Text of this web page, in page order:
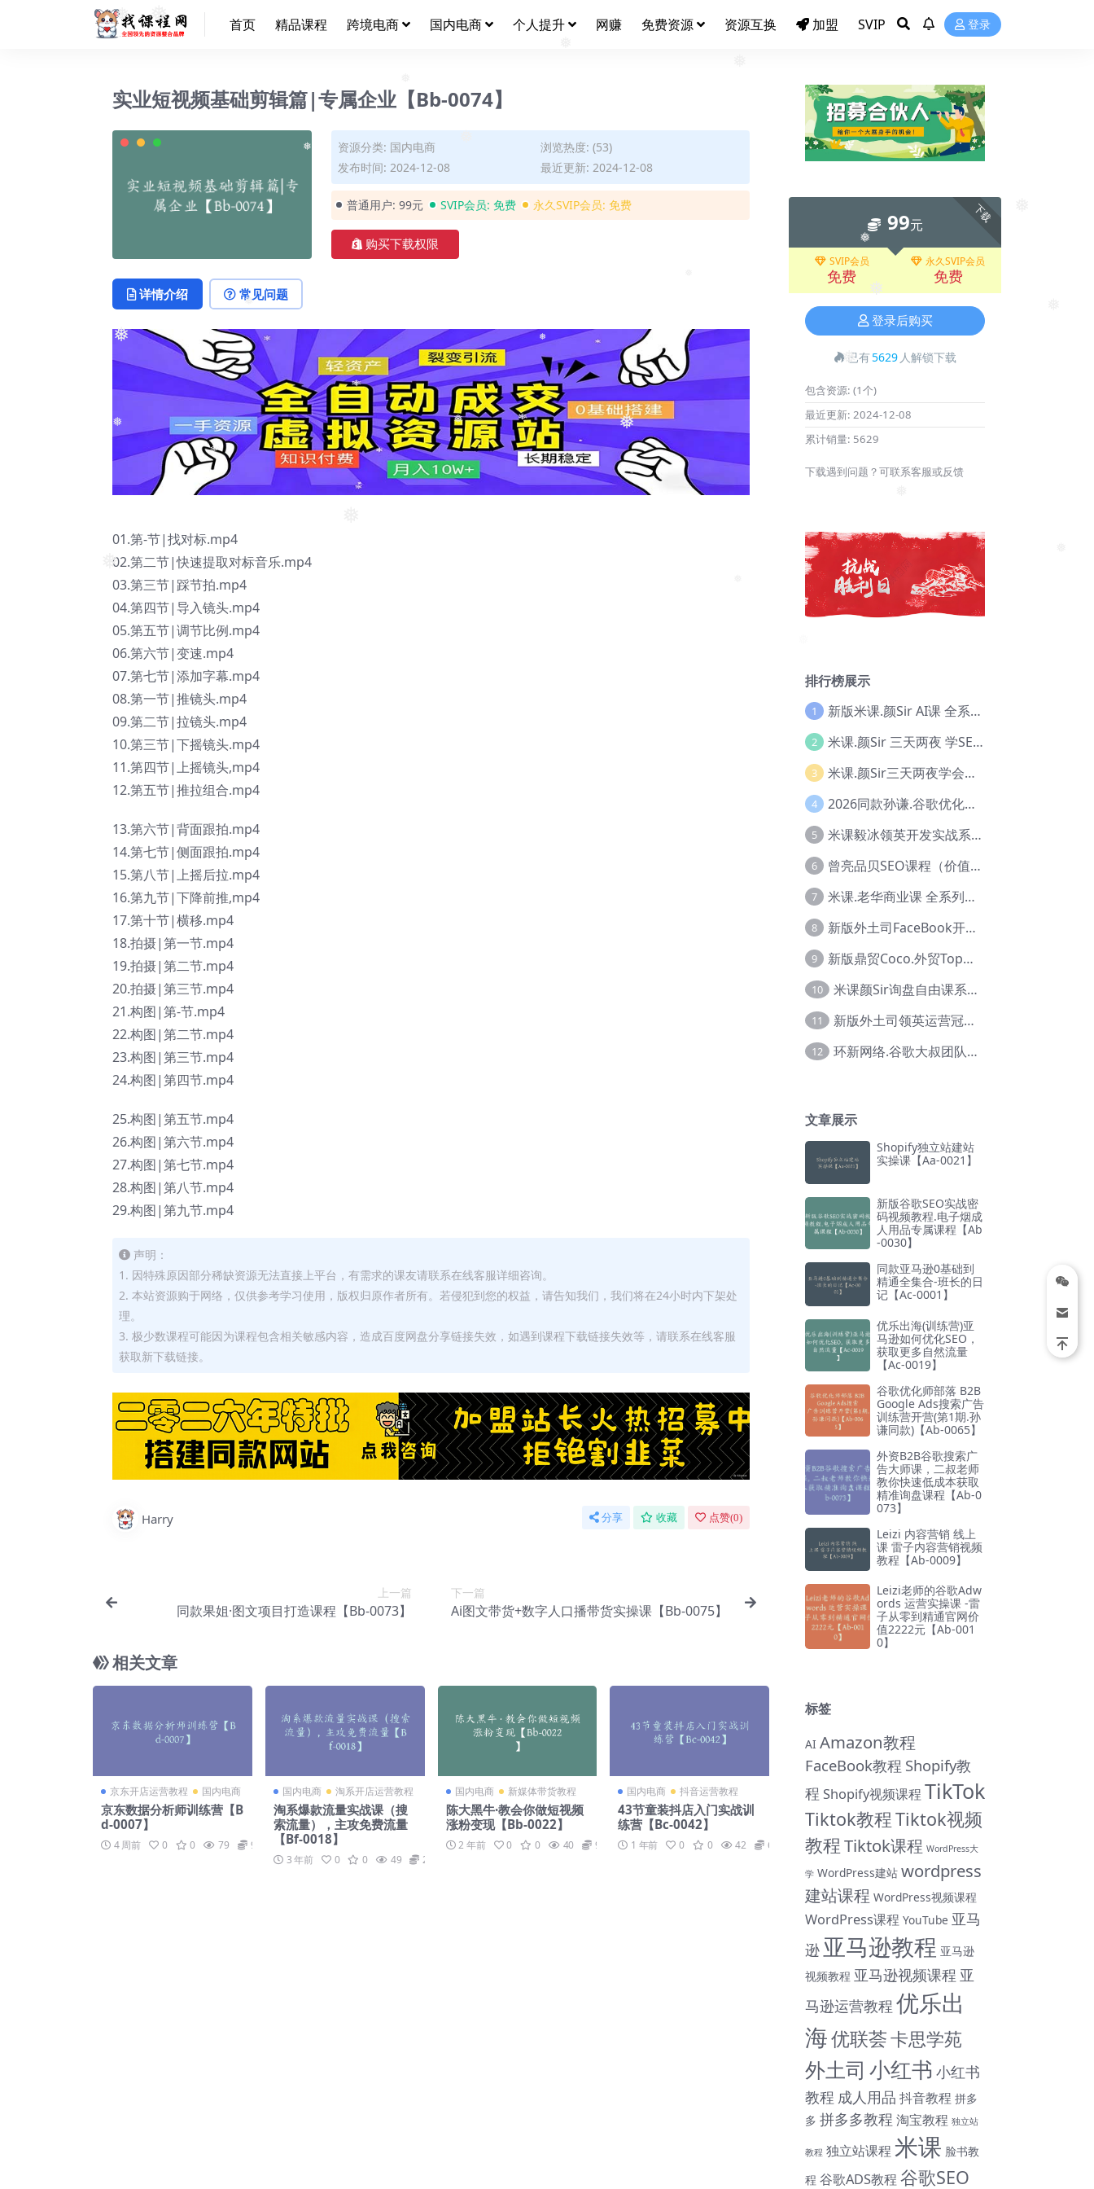
❅
❅
❅
❅
❅
❅
❅
❅
❅
❅ ❅
❅
❅ ❅
首页 精品课程 跨境电商 国内电商 个人提升 网赚 免费资源 资源互换 加盟 SVIP 登录
实业短视频基础剪辑篇|专属企业【Bb-0074】
资源分类: 国内电商
浏览热度: (53)
发布时间: 2024-12-08
最近更新: 2024-12-08
普通用户: 99元 SVIP会员: 免费 永久SVIP会员: 免费
购买下载权限
详情介绍 常见问题
01.第-节|找对标.mp4
02.第二节|快速提取对标音乐.mp4
03.第三节|踩节拍.mp4
04.第四节|导入镜头.mp4
05.第五节|调节比例.mp4
06.第六节|变速.mp4
07.第七节|添加字幕.mp4
08.第一节|推镜头.mp4
09.第二节|拉镜头.mp4
10.第三节|下摇镜头.mp4
11.第四节|上摇镜头,mp4
12.第五节|推拉组合.mp4
13.第六节|背面跟拍.mp4
14.第七节|侧面跟拍.mp4
15.第八节|上摇后拉.mp4
16.第九节|下降前推,mp4
17.第十节|横移.mp4
18.拍摄|第一节.mp4
19.拍摄|第二节.mp4
20.拍摄|第三节.mp4
21.构图|第-节.mp4
22.构图|第二节.mp4
23.构图|第三节.mp4
24.构图|第四节.mp4
25.构图|第五节.mp4
26.构图|第六节.mp4
27.构图|第七节.mp4
28.构图|第八节.mp4
29.构图|第九节.mp4
声明：
1. 因特殊原因部分稀缺资源无法直接上平台，有需求的课友请联系在线客服详细咨询。
2. 本站资源购于网络，仅供参考学习使用，版权归原作者所有。若侵犯到您的权益，请告知我们，我们将在24小时内下架处
理。
3. 极少数课程可能因为课程包含相关敏感内容，造成百度网盘分享链接失效，如遇到课程下载链接失效等，请联系在线客服
获取新下载链接。
Harry 分享 收藏 点赞(0)
上一篇
同款果姐·图文项目打造课程【Bb-0073】
下一篇
Ai图文带货+数字人口播带货实操课【Bb-0075】
相关文章
京东开店运营教程 国内电商
京东数据分析师训练营【B
d-0007】
4 周前 0 0 79 99
国内电商 淘系开店运营教程
淘系爆款流量实战课（搜
索流量），主攻免费流量
【Bf-0018】
3 年前 0 0 49 29
国内电商 新媒体带货教程
陈大黑牛·教会你做短视频
涨粉变现【Bb-0022】
2 年前 0 0 40 99
国内电商 抖音运营教程
43节童装抖店入门实战训
练营【Bc-0042】
1 年前 0 0 42 69
下载
99元
SVIP会员
免费
永久SVIP会员
免费
登录后购买
已有5629 人解锁下载
包含资源: (1个)
最近更新: 2024-12-08
累计销量: 5629
下载遇到问题？可联系客服或反馈
排行榜展示
1 新版米课.颜Sir AI课 全系列实战教程，价值9800，跨境首选！【Ag-0052】
2 米课.颜Sir 三天两夜 学SEO系列教程，价值9600元，跨境人都在学 【Ag-0056】
3 米课.颜Sir三天两夜学会建站，价值6900，MI课甄选课程 【Ag-0055】
4 2026同款孙谦.谷歌优化师部落内部VIP实战教程|价值4999元全网独家解码（官方报名版本）【@034】
5 米课毅冰领英开发实战系列教程，价值3980，跨境必选【Ag-0049】
6 曾亮品贝SEO课程（价值：9800）品贝全系列教程 【Ab-0022】
7 米课.老华商业课 全系列实战教程，跨境电商必学，价值16900元【Ag-0053】
8 新版外土司FaceBook开发冠军全系列教程【Ab-0021】
9 新版鼎贸Coco.外贸Top业务课 (圈内首次独家解码|460节课)【Ag-0091】
10 米课颜Sir询盘自由课系列视频教程【Ag-0020】
11 新版外土司领英运营冠军【Ag-0047】
12 环新网络.谷歌大叔团队谷歌SEO实战教程【Ab-0024】
文章展示
Shopify独立站建站
实操课【Aa-0021】
新版谷歌SEO实战密
码视频教程.电子烟成
人用品专属课程【Ab
-0030】
同款亚马逊0基础到
精通全集合-班长的日
记【Ac-0001】
优乐出海(训练营)亚
马逊如何优化SEO，
获取更多自然流量
【Ac-0019】
谷歌优化师部落 B2B
Google Ads搜索广告
训练营开营(第1期.孙
谦同款)【Ab-0065】
外资B2B谷歌搜索广
告大师课，二叔老师
教你快速低成本获取
精准询盘课程【Ab-0
073】
Leizi 内容营销 线上
课 雷子内容营销视频
教程【Ab-0009】
Leizi老师的谷歌Adw
ords 运营实操课 -雷
子从零到精通官网价
值2222元【Ab-001
0】
标签
AI Amazon教程
FaceBook教程 Shopify教
程 Shopify视频课程 TikTok
Tiktok教程Tiktok视频
教程Tiktok课程 WordPress大
学 WordPress建站 wordpress
建站课程 WordPress视频课程
WordPress课程 YouTube 亚马
逊 亚马逊教程 亚马逊
视频教程 亚马逊视频课程 亚
马逊运营教程 优乐出
海优联荟卡思学苑
外土司 小红书 小红书
教程 成人用品 抖音教程 拼多
多 拼多多教程 淘宝教程 独立站
教程 独立站课程 米课 脸书教
程 谷歌ADS教程 谷歌SEO